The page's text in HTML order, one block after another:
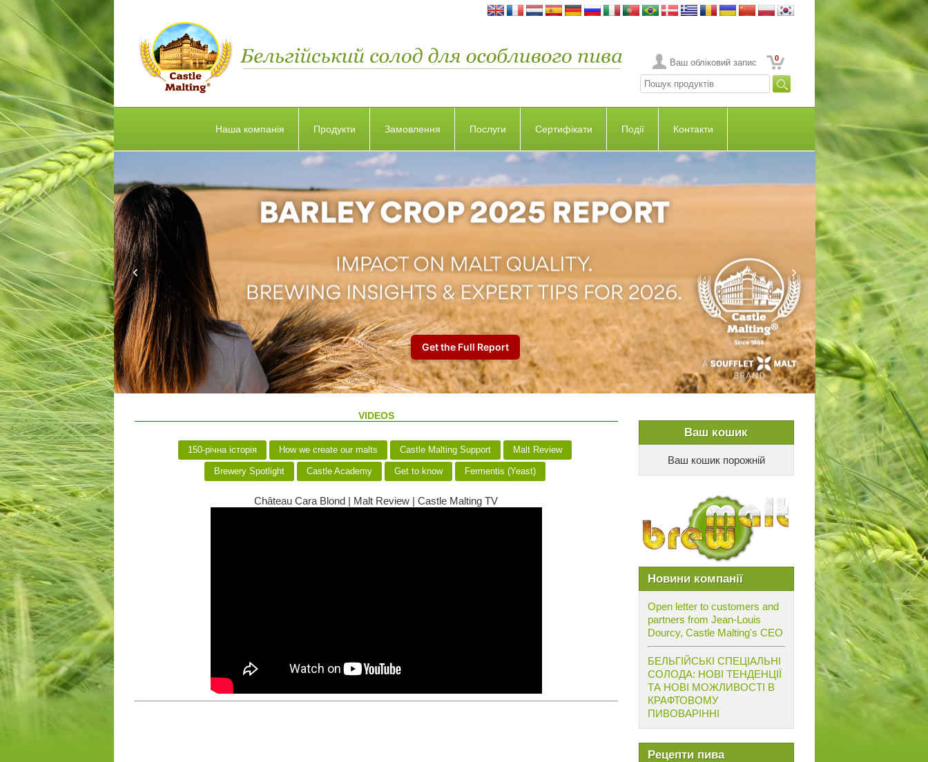
Ваш обліковий запис 0
Наша компанія Продукти Замовлення Послуги Сертифікати Події Контакти
Ваш кошик
Ваш кошик порожній
Новини компанії
Open letter to customers and
partners from Jean-Louis
Dourcy, Castle Malting's CEO
БЕЛЬГІЙСЬКІ СПЕЦІАЛЬНІ
СОЛОДА: НОВІ ТЕНДЕНЦІЇ
ТА НОВІ МОЖЛИВОСТІ В
КРАФТОВОМУ
ПИВОВАРІННІ
Рецепти пива
VIDEOS
150-річна історія How we create our malts Castle Malting Support Malt Review
Brewery Spotlight Castle Academy Get to know Fermentis (Yeast)
Château Cara Blond | Malt Review | Castle Malting TV